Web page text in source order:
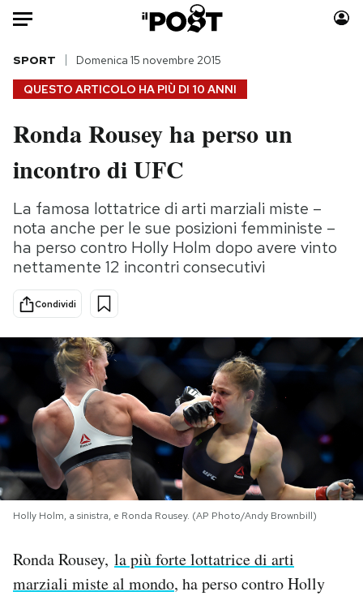
Auto
HOME
Italia
Politica
Tecnologia
Internet
Scienza
Cultura
Economia
Moda
Storie/Idee
Ok Boomer!
Media
Europa
PODCAST
NEWSLETTER
I MIEI PREFERITI
SHOP
QUESTO ARTICOLO HA PIÙ DI 10 ANNI
SPORT Domenica 15 novembre 2015
Ronda Rousey ha perso un
incontro di UFC
La famosa lottatrice di arti marziali miste –
nota anche per le sue posizioni femministe –
ha perso contro Holly Holm dopo avere vinto
nettamente 12 incontri consecutivi
Condividi
Holly Holm, a sinistra, e Ronda Rousey. (AP Photo/Andy Brownbill)
Ronda Rousey, la più forte lottatrice di arti
marziali miste al mondo, ha perso contro Holly